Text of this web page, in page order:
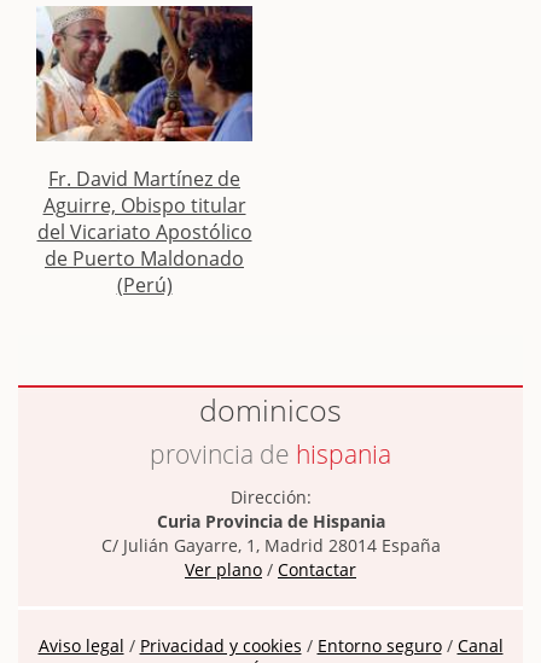
Fr. David Martínez de
Aguirre, Obispo titular
del Vicariato Apostólico
de Puerto Maldonado
(Perú)
dominicos
provincia de hispania
Dirección:
Curia Provincia de Hispania
C/ Julián Gayarre, 1, Madrid 28014 España
Ver plano / Contactar
Aviso legal / Privacidad y cookies / Entorno seguro / Canal